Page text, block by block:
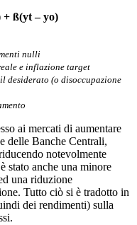
+ ß(yt – yo)
nulli
e inflazione target
desiderato (o disoccupazione
ai mercati di aumentare
delle Banche Centrali,
notevolmente
stato anche una minore
una riduzione
Tutto ciò si è tradotto in
dei rendimenti) sulla